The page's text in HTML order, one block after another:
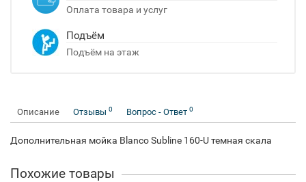
Оплата товара и услуг
Подъём
Подъём на этаж
Описание Отзывы 0 Вопрос - Ответ 0
Дополнительная мойка Blanco Subline 160-U темная скала
Похожие товары